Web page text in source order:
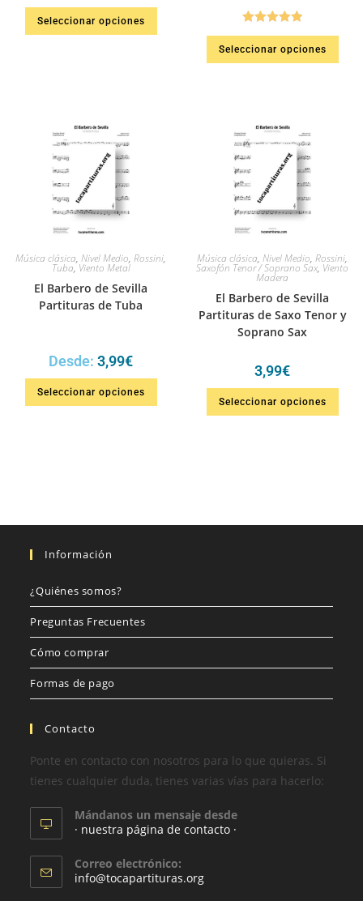
Seleccionar opciones
Valorado en
5.00de 5
Seleccionar opciones
Música clásica, Nivel Medio, Rossini,
Tuba,Viento Metal
El Barbero de Sevilla
Partituras de Tuba
Desde: 3,99€
Seleccionar opciones
Música clásica, Nivel Medio, Rossini,
Saxofón Tenor / Soprano Sax, Viento
Madera
El Barbero de Sevilla
Partituras de Saxo Tenor y
Soprano Sax
3,99€
Seleccionar opciones
Información
¿Quiénes somos?
Preguntas Frecuentes
Cómo comprar
Formas de pago
Contacto
Ponte en contacto con nosotros para lo que quieras. Si
tienes cualquier duda, tienes varias vías para hacerlo:
Mándanos un mensaje desde
· nuestra página de contacto ·
Correo electrónico:
info@tocapartituras.org